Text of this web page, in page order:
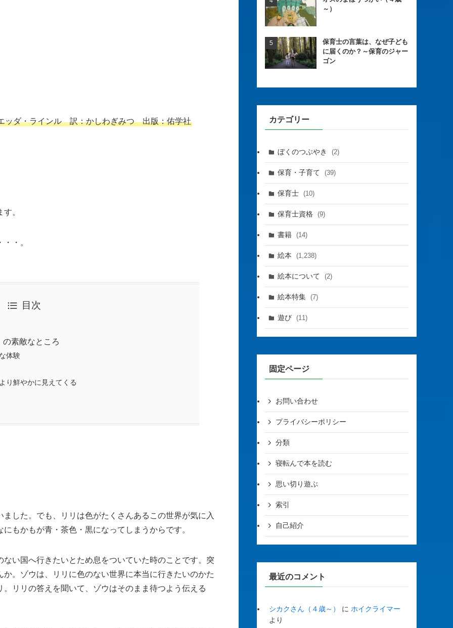
ッダ・ラインル 訳：かしわぎみつ 出版：佑学社
。
・。
目次
素敵なところ
体験
り鮮やかに見えてくる
した。でも、リリは色がたくさんあるこの世界が気に入
もかもが青・茶色・黒になってしまうからです。
い国へ行きたいとため息をついていた時のことです。突
。ゾウは、リリに色のない世界に本当に行きたいのかた
リリの答えを聞いて、ゾウはそのまま待つよう伝える
～）
保育士の言葉は、なぜ子ども
に届くのか？～保育のジャー
ゴン
カテゴリー
ぼくのつぶやき (2)
保育・子育て (39)
保育士 (10)
保育士資格 (9)
書籍 (14)
絵本 (1,238)
絵本について (2)
絵本特集 (7)
遊び (11)
固定ページ
お問い合わせ
プライバシーポリシー
分類
寝転んで本を読む
思い切り遊ぶ
索引
自己紹介
最近のコメント
シカクさん（４歳～） に ホイクライマー
より